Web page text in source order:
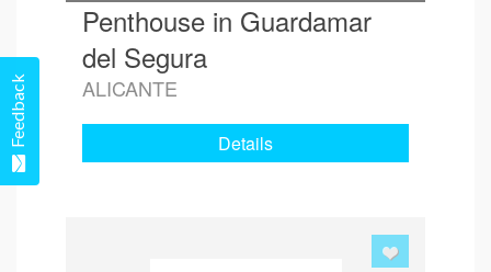
Penthouse in Guardamar
del Segura
ALICANTE
Details
Feedback